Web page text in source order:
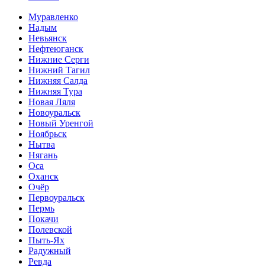
Муравленко
Надым
Невьянск
Нефтеюганск
Нижние Серги
Нижний Тагил
Нижняя Салда
Нижняя Тура
Новая Ляля
Новоуральск
Новый Уренгой
Ноябрьск
Нытва
Нягань
Оса
Оханск
Очёр
Первоуральск
Пермь
Покачи
Полевской
Пыть-Ях
Радужный
Ревда